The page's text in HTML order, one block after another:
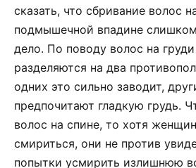
сказать, что сбривание волос
подмышечной впадине
дело. По поводу волос на
разделяются на два
одних это сильно заводит,
предпочитают гладкую грудь.
волос на спине, то хотя
смириться, они не против
попытки усмирить излишнюю